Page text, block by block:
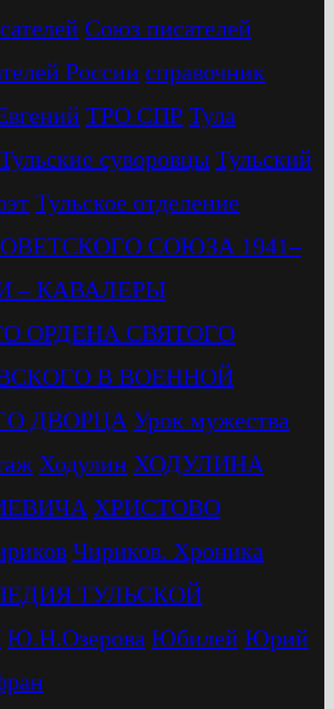
Союз писателей
России справочник
ТРО СПР Тула
Тульские суворовцы Тульский
Тульское отделение
СОЮЗА 1941–
– КАВАЛЕРЫ
ОРДЕНА СВЯТОГО
В ВОЕННОЙ
ДВОРЦА Урок мужества
Ходулин ХОДУЛИНА
ХРИСТОВО
Чириков. Хроника
ТУЛЬСКОЙ
Ю.Н.Озерова Юбилей Юрий